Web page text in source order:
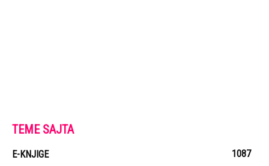
TEME SAJTA
E-KNJIGE
1087